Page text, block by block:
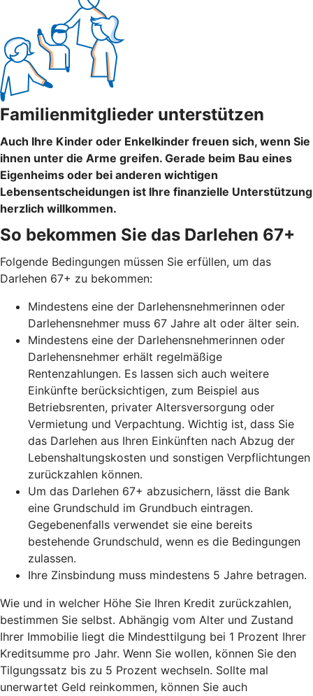
Familienmitglieder unterstützen
Auch Ihre Kinder oder Enkelkinder freuen sich, wenn Sie
ihnen unter die Arme greifen. Gerade beim Bau eines
Eigenheims oder bei anderen wichtigen
Lebensentscheidungen ist Ihre finanzielle Unterstützung
herzlich willkommen.
So bekommen Sie das Darlehen 67+
Folgende Bedingungen müssen Sie erfüllen, um das
Darlehen 67+ zu bekommen:
Mindestens eine der Darlehensnehmerinnen oder
Darlehensnehmer muss 67 Jahre alt oder älter sein.
Mindestens eine der Darlehensnehmerinnen oder
Darlehensnehmer erhält regelmäßige
Rentenzahlungen. Es lassen sich auch weitere
Einkünfte berücksichtigen, zum Beispiel aus
Betriebsrenten, privater Altersversorgung oder
Vermietung und Verpachtung. Wichtig ist, dass Sie
das Darlehen aus Ihren Einkünften nach Abzug der
Lebenshaltungskosten und sonstigen Verpflichtungen
zurückzahlen können.
Um das Darlehen 67+ abzusichern, lässt die Bank
eine Grundschuld im Grundbuch eintragen.
Gegebenenfalls verwendet sie eine bereits
bestehende Grundschuld, wenn es die Bedingungen
zulassen.
Ihre Zinsbindung muss mindestens 5 Jahre betragen.
Wie und in welcher Höhe Sie Ihren Kredit zurückzahlen,
bestimmen Sie selbst. Abhängig vom Alter und Zustand
Ihrer Immobilie liegt die Mindesttilgung bei 1 Prozent Ihrer
Kreditsumme pro Jahr. Wenn Sie wollen, können Sie den
Tilgungssatz bis zu 5 Prozent wechseln. Sollte mal
unerwartet Geld reinkommen, können Sie auch